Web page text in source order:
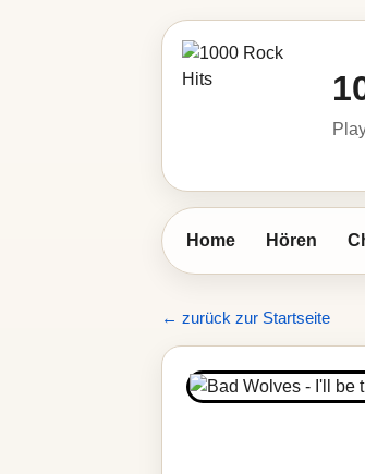
Home Hören
← zurück zur Startseite